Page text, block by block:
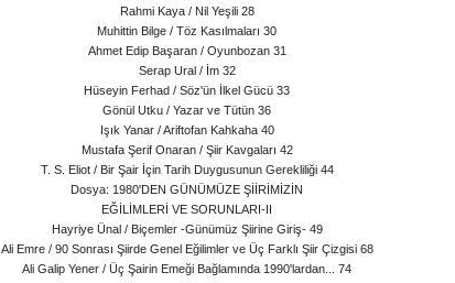
Rahmi Kaya / Nil Yeşili 28
Muhittin Bilge / Töz Kasılmaları 30
Ahmet Edip Başaran / Oyunbozan 31
Serap Ural / İm 32
Hüseyin Ferhad / Söz'ün İlkel Gücü 33
Gönül Utku / Yazar ve Tütün 36
Işık Yanar / Ariftofan Kahkaha 40
Mustafa Şerif Onaran / Şiir Kavgaları 42
T. S. Eliot / Bir Şair İçin Tarih Duygusunun Gerekliliği 44
Dosya: 1980'DEN GÜNÜMÜZE ŞİİRİMİZİN
EĞİLİMLERİ VE SORUNLARI-II
Hayriye Ünal / Biçemler -Günümüz Şiirine Giriş- 49
Ali Emre / 90 Sonrası Şiirde Genel Eğilimler ve Üç Farklı Şiir Çizgisi 68
Ali Galip Yener / Üç Şairin Emeği Bağlamında 1990'lardan... 74